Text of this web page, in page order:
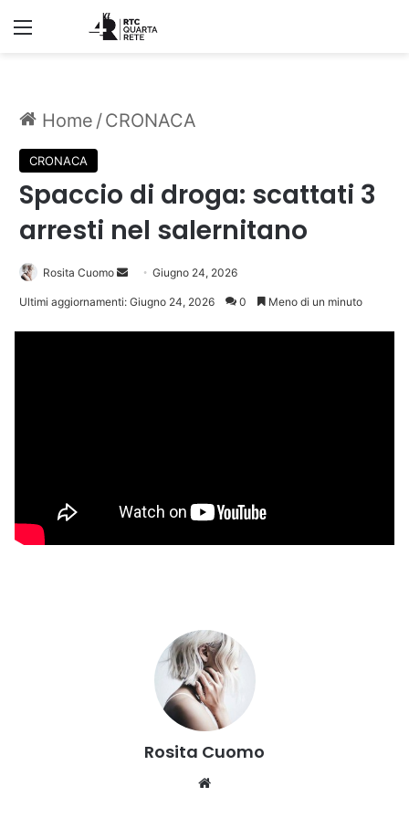
Menu
Home /CRONACA
CRONACA
Spaccio di droga: scattati 3
arresti nel salernitano
Rosita Cuomo
Invia Giugno 24, 2026
Ultimi aggiornamenti: Giugno 24, 2026 0 Meno di un minuto
Rosita Cuomo